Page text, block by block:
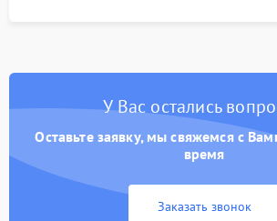
У Вас остались
Оставьте заявку, мы свяжемся с
время
Заказать звонок